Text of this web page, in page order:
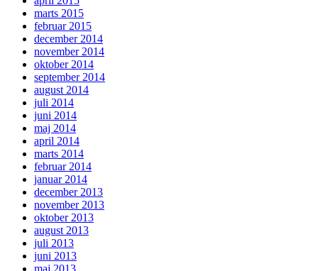
marts 2015
februar 2015
december 2014
november 2014
oktober 2014
september 2014
august 2014
juli 2014
juni 2014
maj 2014
april 2014
marts 2014
februar 2014
januar 2014
december 2013
november 2013
oktober 2013
august 2013
juli 2013
juni 2013
maj 2013